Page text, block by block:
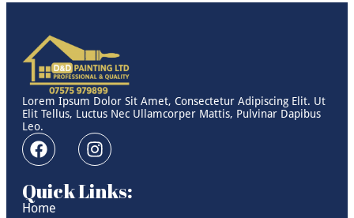
Lorem Ipsum Dolor Sit Amet, Consectetur Adipiscing Elit. Ut
Elit Tellus, Luctus Nec Ullamcorper Mattis, Pulvinar Dapibus
Leo.
Quick Links:
Home